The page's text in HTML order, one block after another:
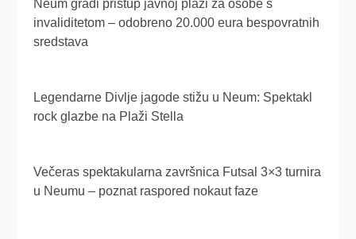
Neum gradi pristup javnoj plaži za osobe s
invaliditetom – odobreno 20.000 eura bespovratnih
sredstava
Legendarne Divlje jagode stižu u Neum: Spektakl
rock glazbe na Plaži Stella
Večeras spektakularna završnica Futsal 3×3 turnira
u Neumu – poznat raspored nokaut faze